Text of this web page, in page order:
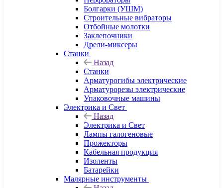
Болгарки (УШМ)
Строительные вибраторы
Отбойные молотки
Заклепочники
Дрели-миксеры
Станки
Назад
Станки
Арматурогибы электрические
Арматурорезы электрические
Упаковочные машины
Электрика и Свет
Назад
Электрика и Свет
Лампы галогеновые
Прожекторы
Кабельная продукция
Изоленты
Батарейки
Малярные инструменты